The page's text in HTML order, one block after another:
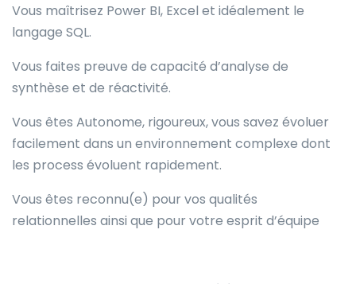
Vous maîtrisez Power BI, Excel et idéalement le
langage SQL.
Vous faites preuve de capacité d’analyse de
synthèse et de réactivité.
Vous êtes Autonome, rigoureux, vous savez évoluer
facilement dans un environnement complexe dont
les process évoluent rapidement.
Vous êtes reconnu(e) pour vos qualités
relationnelles ainsi que pour votre esprit d’équipe